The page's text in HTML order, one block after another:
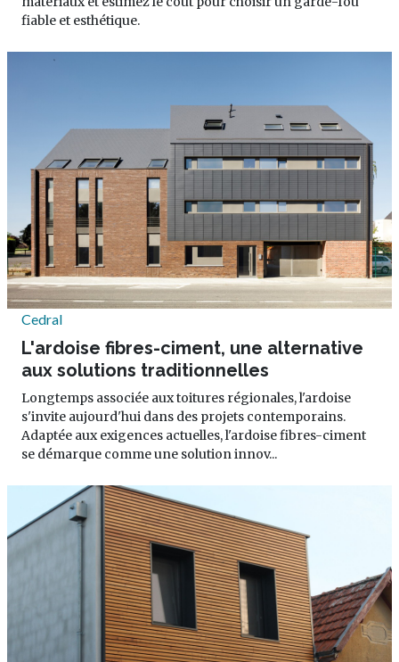
fiable et esthétique.
Cedral
L'ardoise fibres-ciment, une alternative
aux solutions traditionnelles
Longtemps associée aux toitures régionales, l'ardoise
s'invite aujourd'hui dans des projets contemporains.
Adaptée aux exigences actuelles, l'ardoise fibres-ciment
se démarque comme une solution innov...